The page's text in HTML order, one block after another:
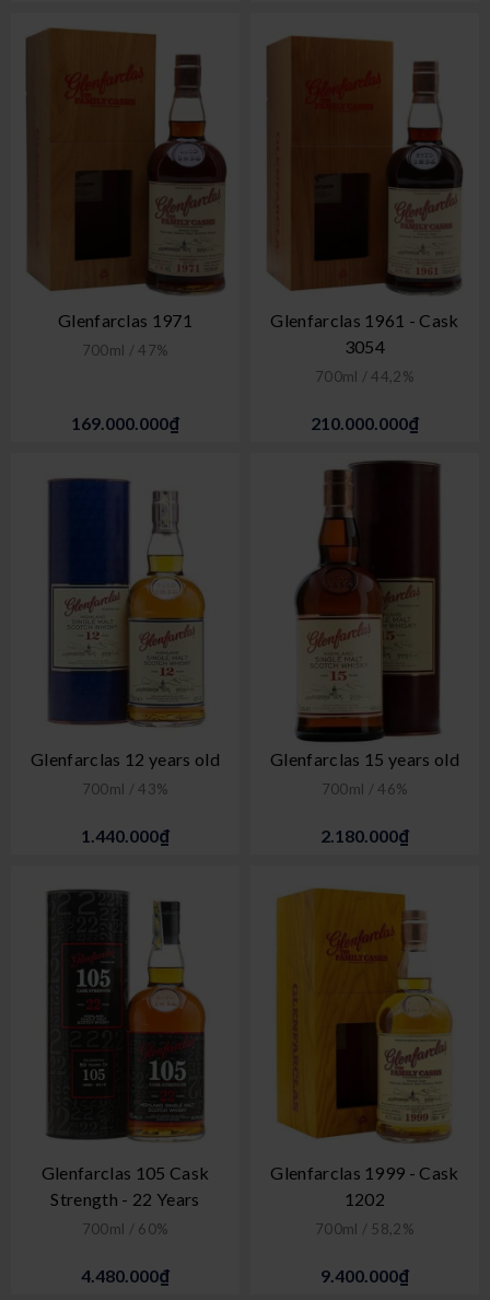
Glenfarclas 1971
700ml / 47%
169.000.000₫
Glenfarclas 1961 - Cask
3054
700ml / 44,2%
210.000.000₫
Glenfarclas 12 years old
700ml / 43%
1.440.000₫
Glenfarclas 15 years old
700ml / 46%
2.180.000₫
Glenfarclas 105 Cask
Strength - 22 Years
700ml / 60%
4.480.000₫
Glenfarclas 1999 - Cask
1202
700ml / 58,2%
9.400.000₫